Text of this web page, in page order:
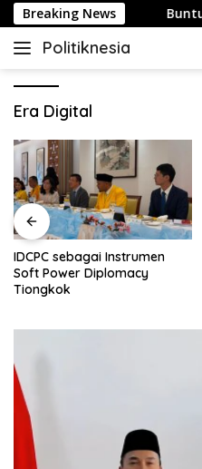
Skip
to
content
Breaking News
Strategis Buntut
Politiknesia
Politiknesia.com
Era Digital
IDCPC sebagai Instrumen
Soft Power Diplomacy
Tiongkok